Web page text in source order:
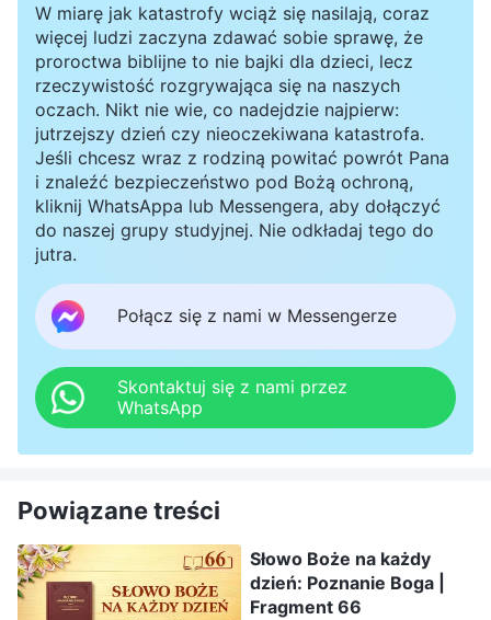
W miarę jak katastrofy wciąż się nasilają, coraz
więcej ludzi zaczyna zdawać sobie sprawę, że
proroctwa biblijne to nie bajki dla dzieci, lecz
rzeczywistość rozgrywająca się na naszych
oczach. Nikt nie wie, co nadejdzie najpierw:
jutrzejszy dzień czy nieoczekiwana katastrofa.
Jeśli chcesz wraz z rodziną powitać powrót Pana
i znaleźć bezpieczeństwo pod Bożą ochroną,
kliknij WhatsAppa lub Messengera, aby dołączyć
do naszej grupy studyjnej. Nie odkładaj tego do
jutra.
Połącz się z nami w Messengerze
Skontaktuj się z nami przez
WhatsApp
Powiązane treści
Słowo Boże na każdy
dzień: Poznanie Boga |
Fragment 66